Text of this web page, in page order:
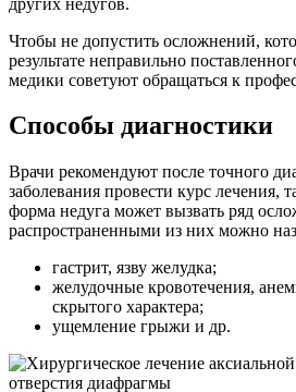
Чтобы не допустить осложнений,
результате неправильно
медики советуют обращаться к
Способы диагностики
Врачи рекомендуют после точного
заболевания провести курс лечения,
форма недуга может вызвать ряд
распространенными из них можно
гастрит, язву желудка;
желудочные кровотечения,
скрытого характера;
ущемление грыжи и др.